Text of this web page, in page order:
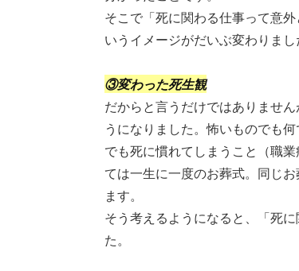
そこで「死に関わる仕事って意
いうイメージがだいぶ変わりまし
③変わった死生観
だからと言うだけではありませ
うになりました。怖いものでも何
でも死に慣れてしまうこと（職
ては一生に一度のお葬式。同じ
ます。
そう考えるようになると、「死
た。